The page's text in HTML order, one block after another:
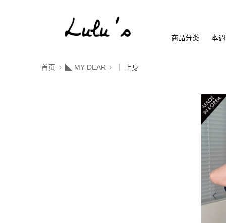
商品分类 本
首页 ◣ MY DEAR ｜ 上身